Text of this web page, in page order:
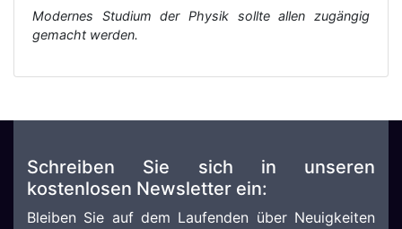
Modernes Studium der Physik sollte allen zugängig
gemacht werden.
Schreiben Sie sich in unseren
kostenlosen Newsletter ein:
Bleiben Sie auf dem Laufenden über Neuigkeiten